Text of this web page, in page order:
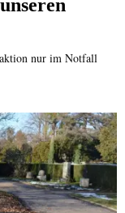
nur im Notfall